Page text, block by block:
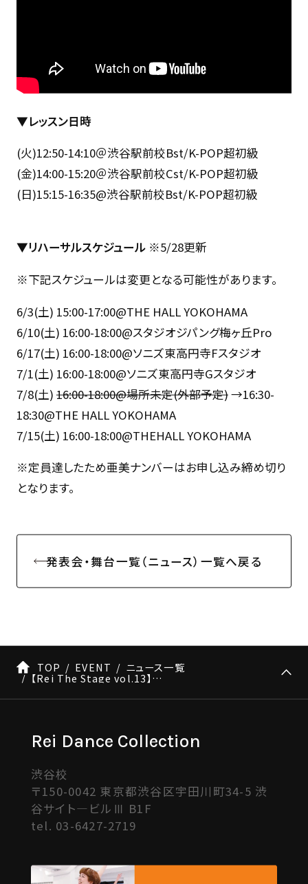
▼レッスン日時
(火)12:50-14:10＠渋谷駅前校Bst/K-POP超初級
(金)14:00-15:20＠渋谷駅前校Cst/K-POP超初級
(日)15:15-16:35@渋谷駅前校Bst/K-POP超初級
▼リハーサルスケジュール ※5/28更新
※下記スケジュールは変更となる可能性があります。
6/3(土) 15:00-17:00@THE HALL YOKOHAMA
6/10(土) 16:00-18:00@スタジオジパング梅ヶ丘Pro
6/17(土) 16:00-18:00@ソニズ東高円寺Fスタジオ
7/1(土) 16:00-18:00@ソニズ東高円寺Gスタジオ
7/8(土) 16:00-18:00@場所未定(外部予定)→16:30-
18:30@THE HALL YOKOHAMA
7/15(土) 16:00-18:00@THEHALL YOKOHAMA
※定員達したため亜美ナンバーはお申し込み締め切り
となります。
発表会・舞台一覧（ニュース）一覧へ戻る
TOP EVENT ニュース一覧
【Rei The Stage vol.13】亜美ナンバー情報 ※6/1更新
Rei Dance Collection
渋谷校
〒150-0042 東京都渋谷区宇田川町34-5 渋
谷サイト―ビルⅢ B1F
tel. 03-6427-2719